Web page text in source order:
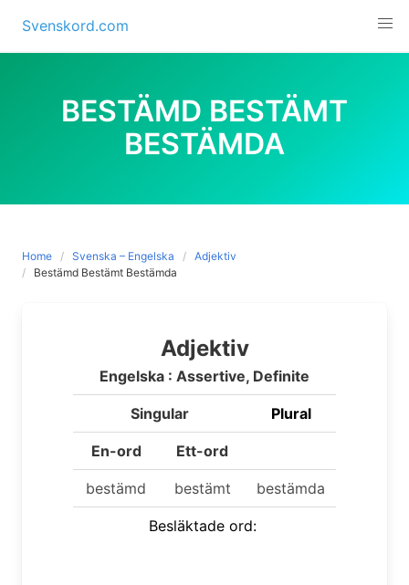
content
Svenskord.com
BESTÄMD BESTÄMT
BESTÄMDA
Home Svenska – Engelska
Adjektiv
Bestämd Bestämt Bestämda
Adjektiv
Engelska : Assertive, Definite
Singular Plural
En-ord Ett-ord
bestämd bestämt bestämda
Besläktade ord: